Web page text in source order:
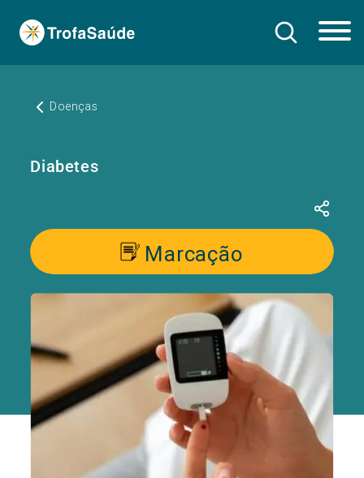
Doenças
Diabetes
Marcação